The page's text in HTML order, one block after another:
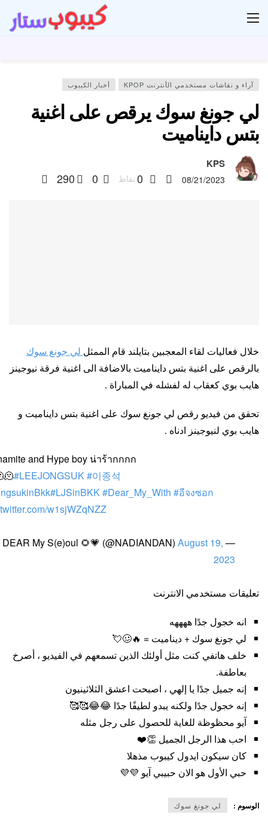
آراء و نقاشات مستخدمي الأنترنت KPOP أخبار الكيبوب
لي جونغ سوك يرقص على اغنية
بتس دايناميت
KPS
08/21/2023
0 نقاط 0
290
خلال فعاليات لقاء المعجبين بتايلند قام الممثل لي جونغ سوك
بالرقص على اغنية بتس دايناميت بالاضافة الى اغنية فرقة نيوجينز
هايب بوي كعقاب له لفشله في المباراة .
تحقق من فيديو رقص لي جونغ سوك على اغنية بتس دايناميت و
هايب بوي لنيوجينز ادناه .
and Hype boy น่าร้ากกกก
#LEEJONGSUK#이종석
#LJSinBKK#Dear_My_With #อีจงซอก
w1sjWZqNZZ
— DEAR My S(e)oul 🌻💗 (@NADIANDAN)
August 19,
2023
تعليقات مستخدمي الانترنت
انه خجول جدًا ههههه
لي جونغ سوك + ديناميت = 🔥🥴💘
خلف هاتفي كنت مثل أولئك الذين تسمعهم في الفيديو ، أصرخ
بعاطفة.
إنه جميل جدًا يا إلهي ، اصبحت اعشق الثلاثينيون
إنه خجول جدًا ولكنه يبدو لطيفًا جدًا 😂😂🥰🥰
آيو محظوظة للغاية للحصول على رجل مثله
احب هذا الرجل الجميل 👏❤️
كان سيكون ايدول كيبوب مذهلا
حبي الأول هو الان حبيبي آيو 💜💜
الوسوم : لي جونغ سوك